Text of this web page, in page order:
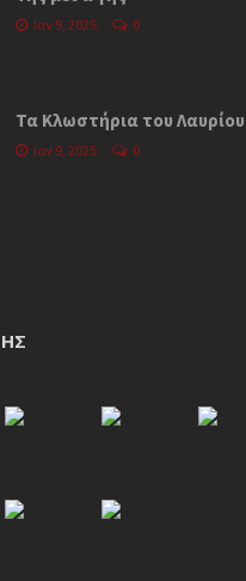
Ιαν 9, 2025 0
Τα Κλωστήρια του Λαυρίου
Ιαν 9, 2025 0